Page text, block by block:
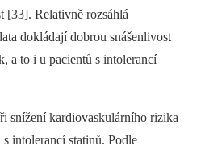
[33]. Relativně rozsáhlá
dokládají dobrou snášenlivost
a to i u pacientů s intolerancí
snížení kardiovaskulárního rizika
intolerancí statinů. Podle